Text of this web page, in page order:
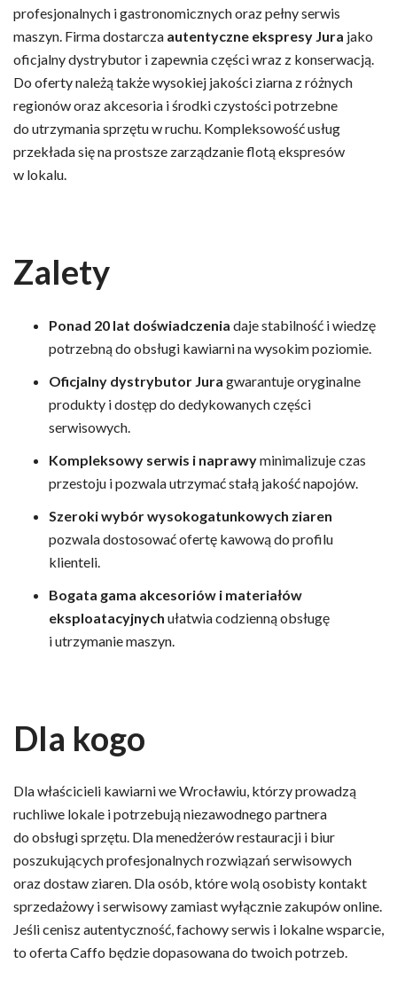
profesjonalnych i gastronomicznych oraz pełny serwis
maszyn. Firma dostarcza autentyczne ekspresy Jura jako
oficjalny dystrybutor i zapewnia części wraz z konserwacją.
Do oferty należą także wysokiej jakości ziarna z różnych
regionów oraz akcesoria i środki czystości potrzebne
do utrzymania sprzętu w ruchu. Kompleksowość usług
przekłada się na prostsze zarządzanie flotą ekspresów
w lokalu.
Zalety
Ponad 20 lat doświadczenia daje stabilność i wiedzę
potrzebną do obsługi kawiarni na wysokim poziomie.
Oficjalny dystrybutor Jura gwarantuje oryginalne
produkty i dostęp do dedykowanych części
serwisowych.
Kompleksowy serwis i naprawyminimalizuje czas
przestoju i pozwala utrzymać stałą jakość napojów.
Szeroki wybór wysokogatunkowych ziaren
pozwala dostosować ofertę kawową do profilu
klienteli.
Bogata gama akcesoriów i materiałów
eksploatacyjnych ułatwia codzienną obsługę
i utrzymanie maszyn.
Dla kogo
Dla właścicieli kawiarni we Wrocławiu, którzy prowadzą
ruchliwe lokale i potrzebują niezawodnego partnera
do obsługi sprzętu. Dla menedżerów restauracji i biur
poszukujących profesjonalnych rozwiązań serwisowych
oraz dostaw ziaren. Dla osób, które wolą osobisty kontakt
sprzedażowy i serwisowy zamiast wyłącznie zakupów online.
Jeśli cenisz autentyczność, fachowy serwis i lokalne wsparcie,
to oferta Caffo będzie dopasowana do twoich potrzeb.